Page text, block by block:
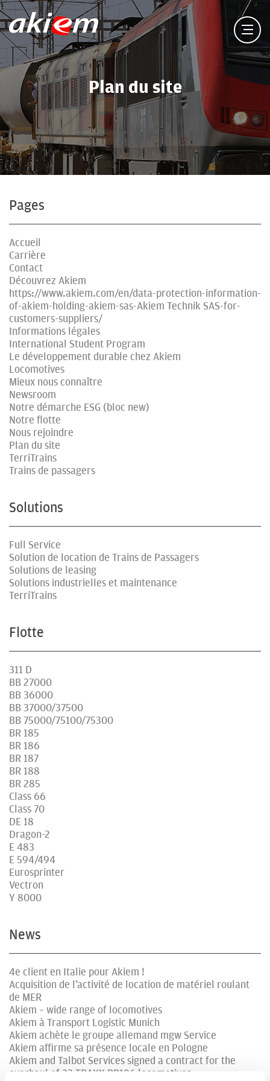
Plan du site
Pages
Accueil
Carrière
Contact
Découvrez Akiem
https://www.akiem.com/en/data-protection-information-
of-akiem-holding-akiem-sas-Akiem Technik SAS-for-
customers-suppliers/
Informations légales
International Student Program
Le développement durable chez Akiem
Locomotives
Mieux nous connaître
Newsroom
Notre démarche ESG (bloc new)
Notre flotte
Nous rejoindre
Plan du site
TerriTrains
Trains de passagers
Solutions
Full Service
Solution de location de Trains de Passagers
Solutions de leasing
Solutions industrielles et maintenance
TerriTrains
Flotte
311 D
BB 27000
BB 36000
BB 37000/37500
BB 75000/75100/75300
BR 185
BR 186
BR 187
BR 188
BR 285
Class 66
Class 70
DE 18
Dragon-2
E 483
E 594/494
Eurosprinter
Vectron
Y 8000
News
4e client en Italie pour Akiem !
Acquisition de l’activité de location de matériel roulant
de MER
Akiem – wide range of locomotives
Akiem à Transport Logistic Munich
Akiem achète le groupe allemand mgw Service
Akiem affirme sa présence locale en Pologne
Akiem and Talbot Services signed a contract for the
overhaul of 23 TRAXX BR186 locomotives